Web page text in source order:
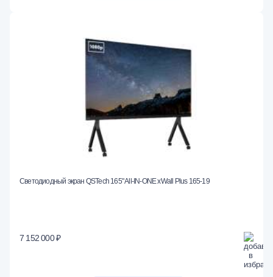
Светодиодный экран QSTech 165" All-IN-ONE xWall Plus 165-19
7 152 000 ₽